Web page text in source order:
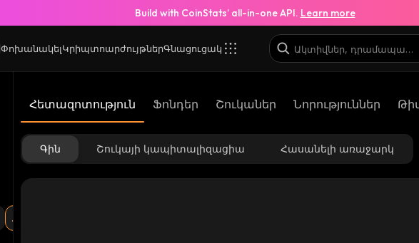
Build with CoinStats’ all-in-one API. Learn more
ՓոխանակելԿրիպտոարժույթներԳնացուցակ
Հետազոտություն Ֆոնդեր Շուկաներ Նորություններ
Գին Շուկայի կապիտալիզացիա Հասանելի առաջարկ